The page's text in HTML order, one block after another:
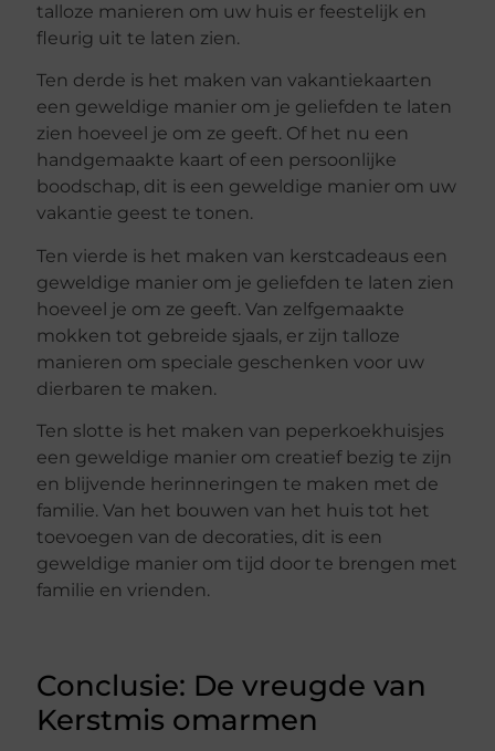
talloze manieren om uw huis er feestelijk en
fleurig uit te laten zien.
Ten derde is het maken van vakantiekaarten
een geweldige manier om je geliefden te laten
zien hoeveel je om ze geeft. Of het nu een
handgemaakte kaart of een persoonlijke
boodschap, dit is een geweldige manier om uw
vakantie geest te tonen.
Ten vierde is het maken van kerstcadeaus een
geweldige manier om je geliefden te laten zien
hoeveel je om ze geeft. Van zelfgemaakte
mokken tot gebreide sjaals, er zijn talloze
manieren om speciale geschenken voor uw
dierbaren te maken.
Ten slotte is het maken van peperkoekhuisjes
een geweldige manier om creatief bezig te zijn
en blijvende herinneringen te maken met de
familie. Van het bouwen van het huis tot het
toevoegen van de decoraties, dit is een
geweldige manier om tijd door te brengen met
familie en vrienden.
Conclusie: De vreugde van
Kerstmis omarmen